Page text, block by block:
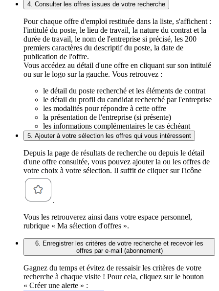
4. Consulter les offres issues de votre recherche
Pour chaque offre d'emploi restituée dans la liste, s'affichent :
l'intitulé du poste, le lieu de travail, la nature du contrat et la
durée de travail, le nom de l'entreprise si précisé, les 200
premiers caractères du descriptif du poste, la date de
publication de l'offre.
Vous accédez au détail d'une offre en cliquant sur son intitulé
ou sur le logo sur la gauche. Vous retrouvez :
le détail du poste recherché et les éléments de contrat
le détail du profil du candidat recherché par l'entreprise
les modalités pour répondre à cette offre
la présentation de l'entreprise (si présente)
les informations complémentaires le cas échéant
5. Ajouter à votre sélection les offres qui vous intéressent
Depuis la page de résultats de recherche ou depuis le détail
d'une offre consultée, vous pouvez ajouter la ou les offres de
votre choix à votre sélection. Il suffit de cliquer sur l'icône
.
Vous les retrouverez ainsi dans votre espace personnel,
rubrique « Ma sélection d'offres ».
6. Enregistrer les critères de votre recherche et recevoir les
offres par e-mail (abonnement)
Gagnez du temps et évitez de ressaisir les critères de votre
recherche à chaque visite ! Pour cela, cliquez sur le bouton
« Créer une alerte » :